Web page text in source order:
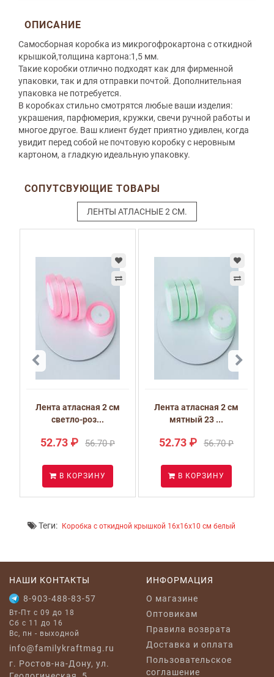
ОПИСАНИЕ
Самосборная коробка из микрогофрокартона с откидной
крышкой,толщина картона:1,5 мм.
Такие коробки отлично подходят как для фирменной
упаковки, так и для отправки почтой. Дополнительная
упаковка не потребуется.
В коробках стильно смотрятся любые ваши изделия:
украшения, парфюмерия, кружки, свечи ручной работы и
многое другое. Ваш клиент будет приятно удивлен, когда
увидит перед собой не почтовую коробку с неровным
картоном, а гладкую идеальную упаковку.
СОПУТСВУЮЩИЕ ТОВАРЫ
ЛЕНТЫ АТЛАСНЫЕ 2 СМ.
Лента атласная 2 см
светло-роз...
52.73 ₽ 56.70 ₽
В КОРЗИНУ
Лента атласная 2 см
мятный 23 ...
52.73 ₽ 56.70 ₽
В КОРЗИНУ
Теги: Коробка с откидной крышкой 16x16x10 см белый
НАШИ КОНТАКТЫ
8-903-488-83-57
Вт-Пт с 09 до 18
Сб с 11 до 16
Вс, пн - выходной
info@familykraftmag.ru
г. Ростов-на-Дону, ул.
ИНФОРМАЦИЯ
O магазине
Оптовикам
Правила возврата
Доставка и оплата
Пользовательское
соглашение